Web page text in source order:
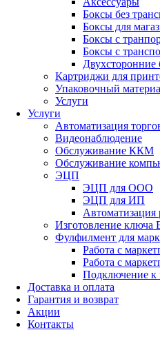
Боксы без
Боксы для
Боксы с
Боксы с
Двухсторонние
Картриджи для
Упаковочный
Услуги
Услуги
Автоматизация
Видеонаблюдение
Обслуживание ККМ
Обслуживание
ЭЦП
ЭЦП для ООО
ЭЦП для ИП
Автоматизация
Изготовление
Фулфилмент для
Работа с
Работа с
Подключение к
Доставка и оплата
Гарантия и возврат
Акции
Контакты